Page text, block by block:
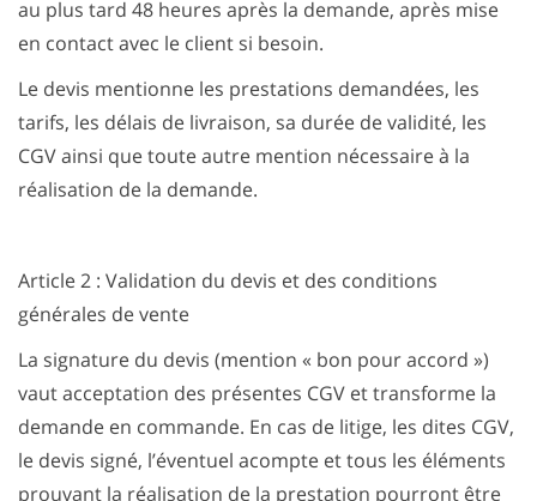
au plus tard 48 heures après la demande, après mise
en contact avec le client si besoin.
Le devis mentionne les prestations demandées, les
tarifs, les délais de livraison, sa durée de validité, les
CGV ainsi que toute autre mention nécessaire à la
réalisation de la demande.
Article 2 : Validation du devis et des conditions
générales de vente
La signature du devis (mention « bon pour accord »)
vaut acceptation des présentes CGV et transforme la
demande en commande. En cas de litige, les dites CGV,
le devis signé, l’éventuel acompte et tous les éléments
prouvant la réalisation de la prestation pourront être